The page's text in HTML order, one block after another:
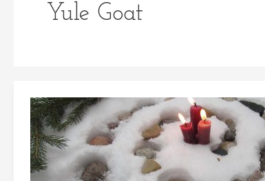
Yule Goat